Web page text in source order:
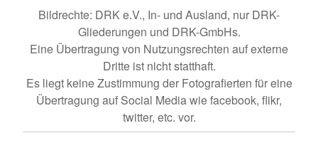
Bildrechte: DRK e.V., In- und Ausland, nur DRK-
Gliederungen und DRK-GmbHs.
Eine Übertragung von Nutzungsrechten auf externe
Dritte ist nicht statthaft.
Es liegt keine Zustimmung der Fotografierten für eine
Übertragung auf Social Media wie facebook, flikr,
twitter, etc. vor.